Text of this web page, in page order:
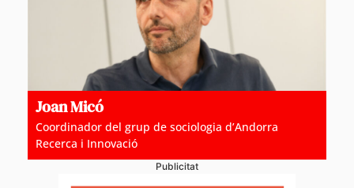
Joan Micó
Coordinador del grup de sociologia d’Andorra
Recerca i Innovació
Publicitat